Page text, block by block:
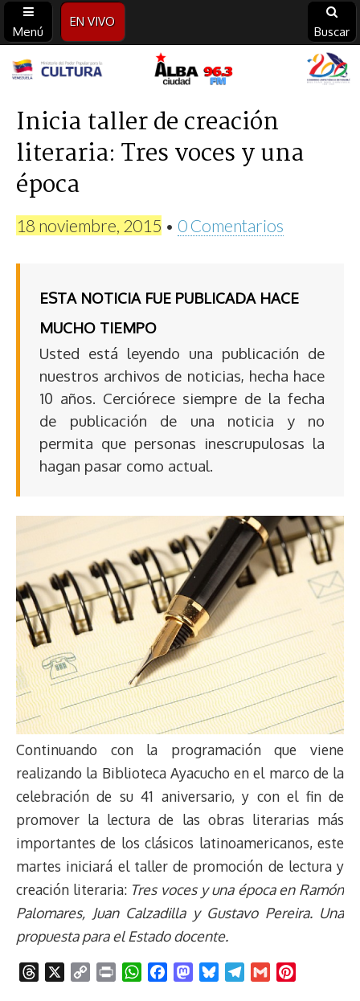
Menú
EN VIVO
Buscar
Alba
Ciudad
96.3
FM
Inicia taller de creación
literaria: Tres voces y una
época
18 noviembre, 2015 • 0 Comentarios
ESTA NOTICIA FUE PUBLICADA HACE
MUCHO TIEMPO
Usted está leyendo una publicación de
nuestros archivos de noticias, hecha hace
10 años. Cerciórece siempre de la fecha
de publicación de una noticia y no
permita que personas inescrupulosas la
hagan pasar como actual.
Continuando con la programación que viene
realizando la Biblioteca Ayacucho en el marco de la
celebración de su 41 aniversario, y con el fin de
promover la lectura de las obras literarias más
importantes de los clásicos latinoamericanos, este
martes iniciará el taller de promoción de lectura y
creación literaria: Tres voces y una época en Ramón
Palomares, Juan Calzadilla y Gustavo Pereira. Una
propuesta para el Estado docente.
W
M